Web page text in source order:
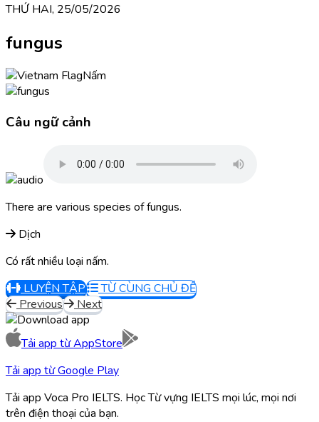
THỨ HAI, 25/05/2026
fungus
Nấm
Câu ngữ cảnh
There are various species of fungus.
Dịch
Có rất nhiều loại nấm.
LUYỆN TẬP
TỪ CÙNG CHỦ ĐỀ
Previous
Next
Tải app từAppStore
Tải app từGoogle Play
Tải app Voca Pro IELTS. Học Từ vựng IELTS mọi lúc, mọi nơi
trên điện thoại của bạn.